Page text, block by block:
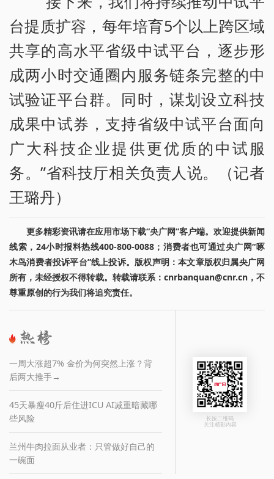
台提质扩容，每年培育5个以上跨区域
共享的高水平省级中试平台，逐步形
成两小时交通圈内服务链条完整的中
试验证平台群。同时，谋划设立科技
成果中试券，支持省级中试平台面向
广大科技企业提供更优质的中试服
务。”省科技厅相关负责人说。（记者
王璐丹）
更多精彩资讯请在应用市场下载“央广网”客户端。欢迎提供新闻
线索，24小时报料热线400-800-0088；消费者也可通过央广网“啄
木鸟消费者投诉平台”线上投诉。版权声明：本文章版权归属央广网
所有，未经授权不得转载。转载请联系：cnrbanquan@cnr.cn，不
尊重原创的行为我们将追究责任。
一周大涨超7% 金价为何突然上涨？背
后两大推手→
45天暴瘦40斤后住进ICU AI减重暗藏哪
些风险
兰州牛肉拉面从业者：只管做好自己的
一碗面
长按二维码
关注精彩内容